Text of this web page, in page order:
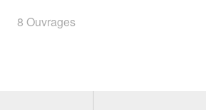
8 Ouvrages